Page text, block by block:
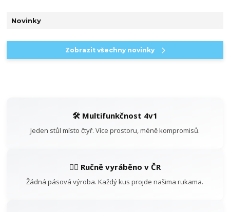
Novinky
Zobrazit všechny novinky
🛠️ Multifunkčnost 4v1
Jeden stůl místo čtyř. Více prostoru, méně kompromisů.
👷‍♂️ Ručně vyráběno v ČR
Žádná pásová výroba. Každý kus projde našima rukama.